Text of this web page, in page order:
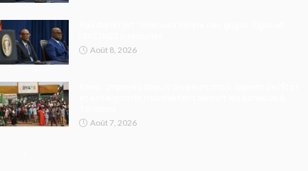
Août 8, 2026
Août 7, 2026